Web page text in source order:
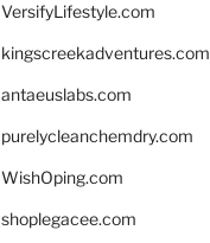
VersifyLifestyle.com
kingscreekadventures.com
antaeuslabs.com
purelycleanchemdry.com
WishOping.com
shoplegacee.com